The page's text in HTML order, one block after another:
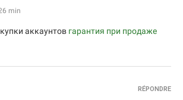
min
аккаунтов гарантия при продаже
RÉPONDRE